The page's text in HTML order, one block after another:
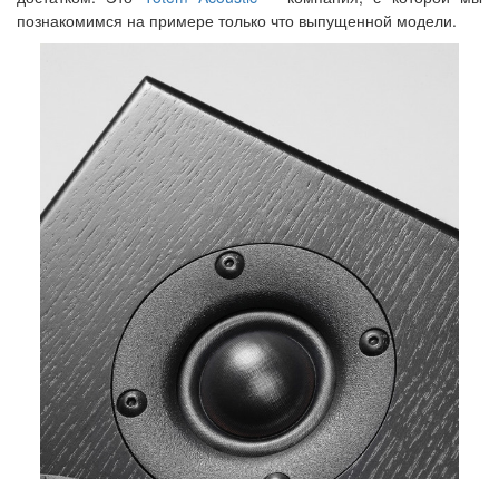
познакомимся на примере только что выпущенной модели.